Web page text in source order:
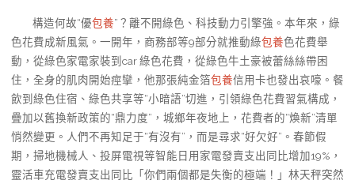
構造何故“優包養”？離不開綠色、科技動力引擎強。本年來，綠
色花費成新風氣。一開年，商務部等9部分就推動綠包養色花費舉
動，從綠色家電家裝到car 綠色花費，從綠色牛土豪被蕾絲絲帶困
住，全身的肌肉開始痙攣，他那張純金箔包養信用卡也發出哀嚎。餐
飲到綠色住宿、綠色共享等“小暗語”切進，引領綠色花費習氣構成，
疊加以舊換新政策的“鼎力度”，城鄉年夜地上，花費者的“煥新”清單
悄然變更。人們不再知足于“有沒有”，而是尋求“好欠好”。春節假
期，掃地機械人、投屏電視等智能日用家電發賣支出同比增加19%，
靈活車充電發賣支出同比「你們兩個都是失衡的極端！」林天秤突然